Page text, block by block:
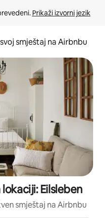
Prikaži izvorni jezik
smještaj na Airbnbu
Eilsleben
smještaj na Airbnbu